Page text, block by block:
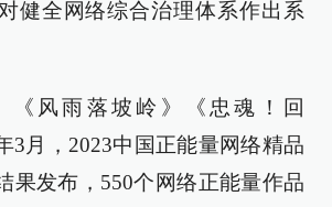
健全网络综合治理体系作出系
《风雨落坡岭》《忠魂！回
月，2023中国正能量网络精品
果发布，550个网络正能量作品